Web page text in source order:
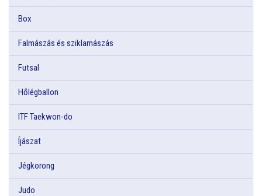
Box
Falmászás és sziklamászás
Futsal
Hőlégballon
ITF Taekwon-do
Íjászat
Jégkorong
Judo